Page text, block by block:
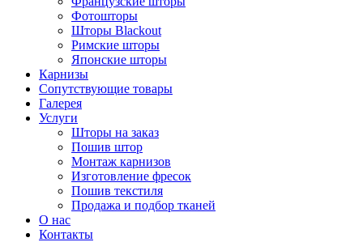
Фотошторы
Шторы Blackout
Римские шторы
Японские шторы
Карнизы
Сопутствующие товары
Галерея
Услуги
Шторы на заказ
Пошив штор
Монтаж карнизов
Изготовление фресок
Пошив текстиля
Продажа и подбор тканей
О нас
Контакты